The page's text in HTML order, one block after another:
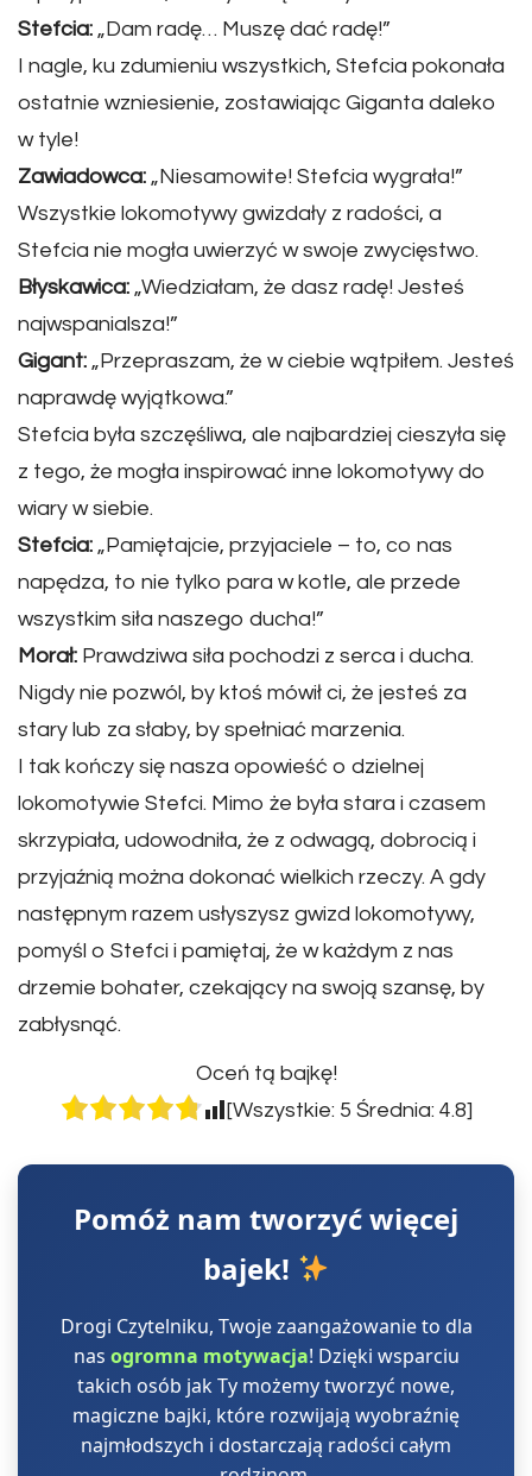
Stefcia: „Dam radę… Muszę dać radę!”
I nagle, ku zdumieniu wszystkich, Stefcia pokonała
ostatnie wzniesienie, zostawiając Giganta daleko
w tyle!
Zawiadowca: „Niesamowite! Stefcia wygrała!”
Wszystkie lokomotywy gwizdały z radości, a
Stefcia nie mogła uwierzyć w swoje zwycięstwo.
Błyskawica: „Wiedziałam, że dasz radę! Jesteś
najwspanialsza!”
Gigant: „Przepraszam, że w ciebie wątpiłem. Jesteś
naprawdę wyjątkowa.”
Stefcia była szczęśliwa, ale najbardziej cieszyła się
z tego, że mogła inspirować inne lokomotywy do
wiary w siebie.
Stefcia: „Pamiętajcie, przyjaciele – to, co nas
napędza, to nie tylko para w kotle, ale przede
wszystkim siła naszego ducha!”
Morał: Prawdziwa siła pochodzi z serca i ducha.
Nigdy nie pozwól, by ktoś mówił ci, że jesteś za
stary lub za słaby, by spełniać marzenia.
I tak kończy się nasza opowieść o dzielnej
lokomotywie Stefci. Mimo że była stara i czasem
skrzypiała, udowodniła, że z odwagą, dobrocią i
przyjaźnią można dokonać wielkich rzeczy. A gdy
następnym razem usłyszysz gwizd lokomotywy,
pomyśl o Stefci i pamiętaj, że w każdym z nas
drzemie bohater, czekający na swoją szansę, by
zabłysnąć.
Oceń tą bajkę!
[Wszystkie: 5 Średnia: 4.8]
Pomóż nam tworzyć więcej
bajek!
Drogi Czytelniku, Twoje zaangażowanie to dla
nas ogromna motywacja! Dzięki wsparciu
takich osób jak Ty możemy tworzyć nowe,
magiczne bajki, które rozwijają wyobraźnię
najmłodszych i dostarczają radości całym